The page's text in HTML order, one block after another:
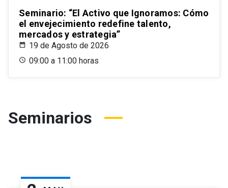
Seminario: “El Activo que Ignoramos: Cómo
el envejecimiento redefine talento,
mercados y estrategia”
19 de Agosto de 2026
09:00 a 11:00 horas
Seminarios